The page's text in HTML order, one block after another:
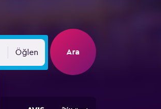
Öğlen Ara